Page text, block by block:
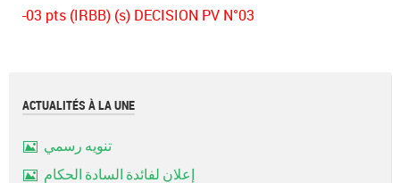
-03 pts (IRBB) (s) DECISION PV N°03
ACTUALITÉS À LA UNE
تنويه رسمي
إعلان لفائدة السادة الحكام